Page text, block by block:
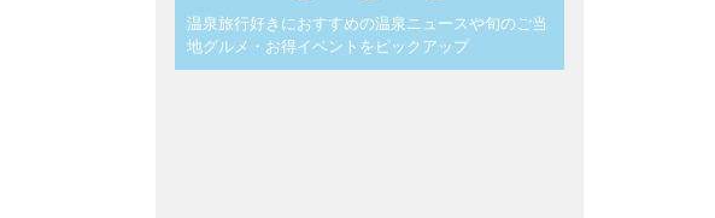
温泉旅行好きにおすすめの温泉ニュースや旬のご当
地グルメ・お得イベントをピックアップ